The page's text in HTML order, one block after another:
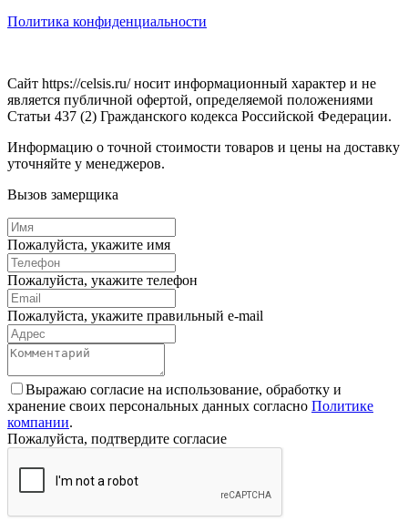
Политика конфиденциальности
Сайт https://celsis.ru/ носит информационный характер и не
является публичной офертой, определяемой положениями
Статьи 437 (2) Гражданского кодекса Российской Федерации.
Информацию о точной стоимости товаров и цены на доставку
уточняйте у менеджеров.
Вызов замерщика
Пожалуйста, укажите имя
Пожалуйста, укажите телефон
Пожалуйста, укажите правильный e-mail
Выражаю согласие на использование, обработку и
хранение своих персональных данных согласно Политике
компании.
Пожалуйста, подтвердите согласие